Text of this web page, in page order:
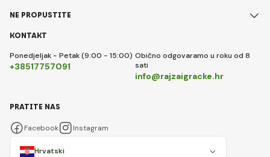
KONTAKT
Ponedjeljak - Petak (9:00 - 15:00)
+38517757091
Obično odgovaramo u roku od 8
sati
info@rajzaigracke.hr
NE PROPUSTITE
Hrvatski
PRATITE NAS
Facebook Instagram